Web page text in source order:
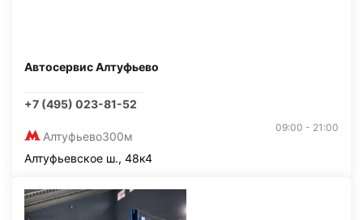
Автосервис Алтуфьево
+7 (495) 023-81-52
Алтуфьево300м
09:00 - 21:00
Алтуфьевское ш., 48к4